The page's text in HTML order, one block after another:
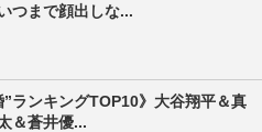
つまで顔出しな...
”ランキングTOP10》大谷翔平＆真
＆蒼井優...